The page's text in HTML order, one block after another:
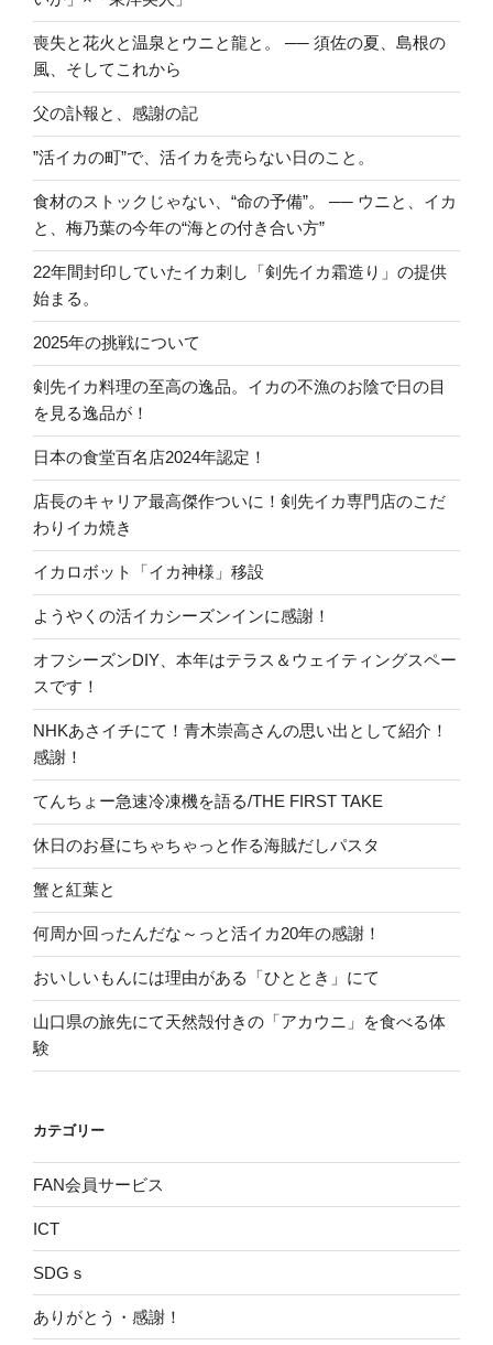
喪失と花火と温泉とウニと龍と。 ── 須佐の夏、島根の
風、そしてこれから
父の訃報と、感謝の記
”活イカの町”で、活イカを売らない日のこと。
食材のストックじゃない、“命の予備”。 ── ウニと、イカ
と、梅乃葉の今年の“海との付き合い方”
22年間封印していたイカ刺し「剣先イカ霜造り」の提供
始まる。
2025年の挑戦について
剣先イカ料理の至高の逸品。イカの不漁のお陰で日の目
を見る逸品が！
日本の食堂百名店2024年認定！
店長のキャリア最高傑作ついに！剣先イカ専門店のこだ
わりイカ焼き
イカロボット「イカ神様」移設
ようやくの活イカシーズンインに感謝！
オフシーズンDIY、本年はテラス＆ウェイティングスペー
スです！
NHKあさイチにて！青木崇高さんの思い出として紹介！
感謝！
てんちょー急速冷凍機を語る/THE FIRST TAKE
休日のお昼にちゃちゃっと作る海賊だしパスタ
蟹と紅葉と
何周か回ったんだな～っと活イカ20年の感謝！
おいしいもんには理由がある「ひととき」にて
山口県の旅先にて天然殻付きの「アカウニ」を食べる体
験
カテゴリー
FAN会員サービス
ICT
SDGｓ
ありがとう・感謝！